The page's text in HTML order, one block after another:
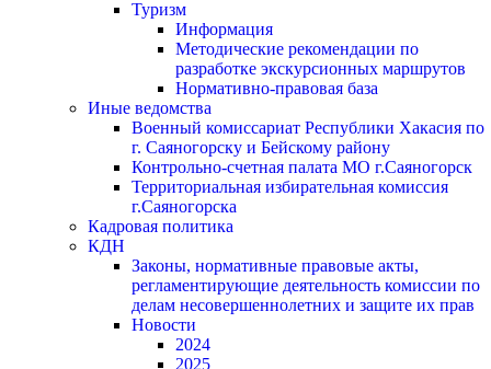
Туризм
Информация
Методические рекомендации по
разработке экскурсионных маршрутов
Нормативно-правовая база
Иные ведомства
Военный комиссариат Республики Хакасия по
г. Саяногорску и Бейскому району
Контрольно-счетная палата МО г.Саяногорск
Территориальная избирательная комиссия
г.Саяногорска
Кадровая политика
КДН
Законы, нормативные правовые акты,
регламентирующие деятельность комиссии по
делам несовершеннолетних и защите их прав
Новости
2024
2025